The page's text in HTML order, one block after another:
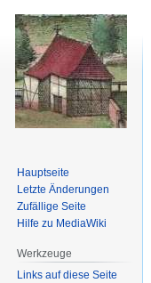
Hauptseite
Letzte Änderungen
Zufällige Seite
Hilfe zu MediaWiki
Werkzeuge
Links auf diese Seite